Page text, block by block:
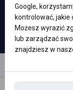
Google,
kontrolować, jakie
Możesz wyrazić
lub zarządzać
znajdziesz w